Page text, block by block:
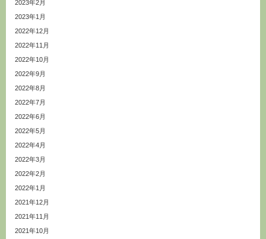
2023年2月
2023年1月
2022年12月
2022年11月
2022年10月
2022年9月
2022年8月
2022年7月
2022年6月
2022年5月
2022年4月
2022年3月
2022年2月
2022年1月
2021年12月
2021年11月
2021年10月